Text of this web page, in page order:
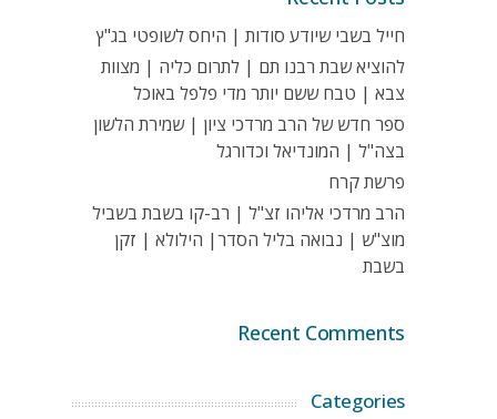
חייל בשבי שיודע סודות | היחס לשופטי בג"ץ
להוציא שבת רבנו תם | לתרום כליה | מצוות
צבא | טבח ששם יותר מדי פלפל באוכל
ספר חדש של הרב מרדכי ציון | שמירת הלשון
בצה"ל | המונדיאל וכדורגל
פרשת קרח
הרב מרדכי אליהו זצ"ל | רב-קו בשבת בשביל
מוצ"ש | נבואה בליל הסדר| הילולא | זקן
בשבת
Recent Comments
Categories